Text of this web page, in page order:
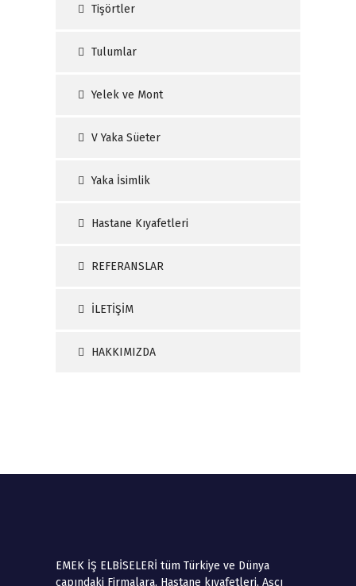
Tişörtler
Tulumlar
Yelek ve Mont
V Yaka Süeter
Yaka İsimlik
Hastane Kıyafetleri
REFERANSLAR
İLETİŞİM
HAKKIMIZDA
EMEK İŞ ELBİSELERİ tüm Türkiye ve Dünya
çapındaki Firmalara, Hastane kıyafetleri, Aşçı